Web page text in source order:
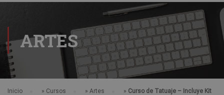
ARTES
Inicio » Cursos » Artes » Curso de Tatuaje – Incluye Kit